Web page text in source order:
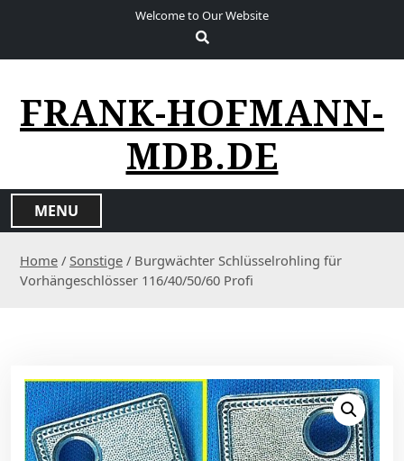
Welcome to Our Website
FRANK-HOFMANN-
MDB.DE
MENU
Home / Sonstige / Burgwächter Schlüsselrohling für
Vorhängeschlösser 116/40/50/60 Profi